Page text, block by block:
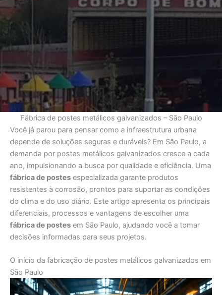
Fábrica de postes metálicos galvanizados – São Paulo
Você já parou para pensar como a infraestrutura urbana
depende de soluções seguras e duráveis? Em São Paulo, a
demanda por postes metálicos galvanizados cresce a cada
ano, impulsionando a busca por qualidade e eficiência. Uma
fábrica de postes especializada garante produtos
resistentes à corrosão, prontos para suportar as condições
do clima e do uso diário. Este artigo apresenta os principais
diferenciais, processos e vantagens de escolher uma
fábrica de postes em São Paulo, ajudando você a tomar
decisões informadas para seus projetos.
O início da fabricação de postes metálicos galvanizados em
São Paulo